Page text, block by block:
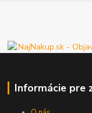
Informácie pre